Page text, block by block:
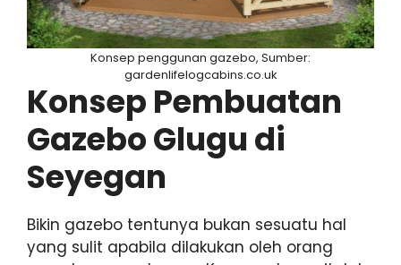
Konsep penggunan gazebo, Sumber:
gardenlifelogcabins.co.uk
Konsep Pembuatan
Gazebo Glugu di
Seyegan
Bikin gazebo tentunya bukan sesuatu hal
yang sulit apabila dilakukan oleh orang